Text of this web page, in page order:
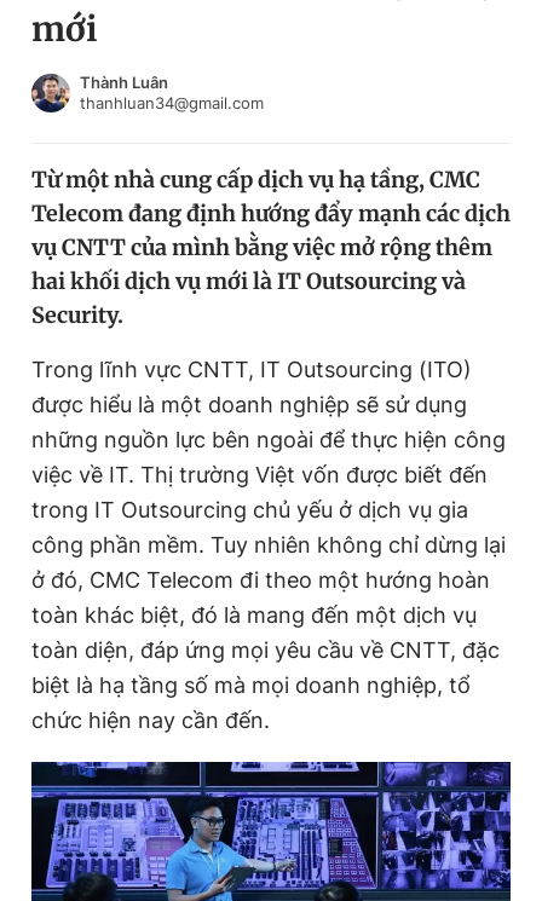
Chuyên mục khác
Chào ngày mới
Video Magazine
Sản phẩm khác
Tiện ích Bạn cần biết
Thông tin tòa soạn Liên hệ quảng cáo
Đọc Thanh Niên trên điện thoại
Theo dõi báo trên
Hotline
0906 645 777
Liên hệ quảng cáo
0908 780 404
mới
Thành Luân
thanhluan34@gmail.com
Từ một nhà cung cấp dịch vụ hạ tầng, CMC
Telecom đang định hướng đẩy mạnh các dịch
vụ CNTT của mình bằng việc mở rộng thêm
hai khối dịch vụ mới là IT Outsourcing và
Security.
Trong lĩnh vực CNTT, IT Outsourcing (ITO)
được hiểu là một doanh nghiệp sẽ sử dụng
những nguồn lực bên ngoài để thực hiện công
việc về IT. Thị trường Việt vốn được biết đến
trong IT Outsourcing chủ yếu ở dịch vụ gia
công phần mềm. Tuy nhiên không chỉ dừng lại
ở đó, CMC Telecom đi theo một hướng hoàn
toàn khác biệt, đó là mang đến một dịch vụ
toàn diện, đáp ứng mọi yêu cầu về CNTT, đặc
biệt là hạ tầng số mà mọi doanh nghiệp, tổ
chức hiện nay cần đến.